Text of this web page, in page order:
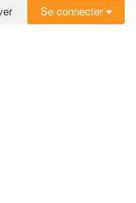
Se connecter